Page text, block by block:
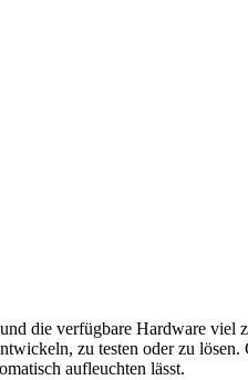
die verfügbare Hardware
zu testen oder zu
aufleuchten lässt.